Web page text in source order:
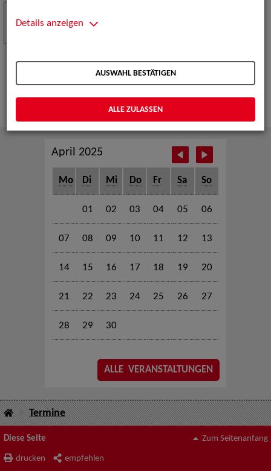
Serienfestival Weimar
TeleVisionale – Film- und Serienfestival in Weimar
und Eventpartnerin des Crew Call Weimar.
Mehr
NOV
April 2025
Mo Di Mi Do Fr Sa So
01 02 03 04 05 06
07 08 09 10 11 12 13
14 15 16 17 18 19 20
21 22 23 24 25 26 27
28 29 30
ALLE VERANSTALTUNGEN
Termine
Diese Seite
drucken empfehlen
Zum Seitenanfang
Details anzeigen
AUSWAHL BESTÄTIGEN
ALLE ZULASSEN